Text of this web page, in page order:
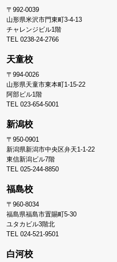
〒992-0039
山形県米沢市門東町3-4-13
チャレンジビル1階
TEL 0238-24-2766
天童校
〒994-0026
山形県天童市東本町1-15-22
阿部ビル1階
TEL 023-654-5001
新潟校
〒950-0901
新潟県新潟市中央区弁天1-1-22
東信新潟ビル7階
TEL 025-244-8850
福島校
〒960-8034
福島県福島市置賜町5-30
ユタカビル3階北
TEL 024-521-9501
白河校